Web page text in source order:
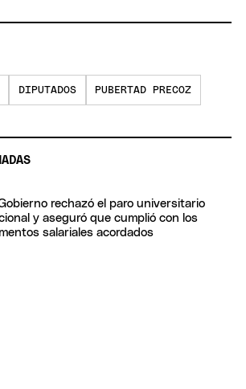
DIPUTADOS PUBERTAD PRECOZ
rechazó el paro universitario
y aseguró que cumplió con los
salariales acordados